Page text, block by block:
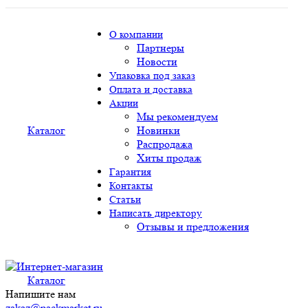
Каталог
О компании
Партнеры
Новости
Упаковка под заказ
Оплата и доставка
Акции
Мы рекомендуем
Новинки
Распродажа
Хиты продаж
Гарантия
Контакты
Статьи
Написать директору
Отзывы и предложения
Каталог
Напишите нам